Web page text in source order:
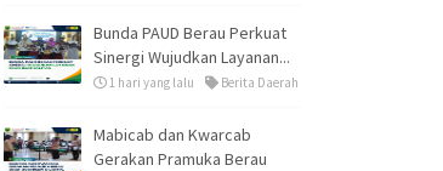
Bunda PAUD Berau Perkuat
Sinergi Wujudkan Layanan...
1 hari yang lalu Berita Daerah
Mabicab dan Kwarcab
Gerakan Pramuka Berau